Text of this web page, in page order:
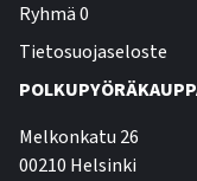
Ryhmä 0
Tietosuojaseloste
Melkonkatu 26
00210 Helsinki